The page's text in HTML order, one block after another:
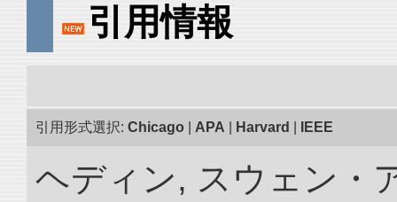
引用情報
引用形式選択: Chicago APA Harvard IEEE
ヘディン, スウェン・